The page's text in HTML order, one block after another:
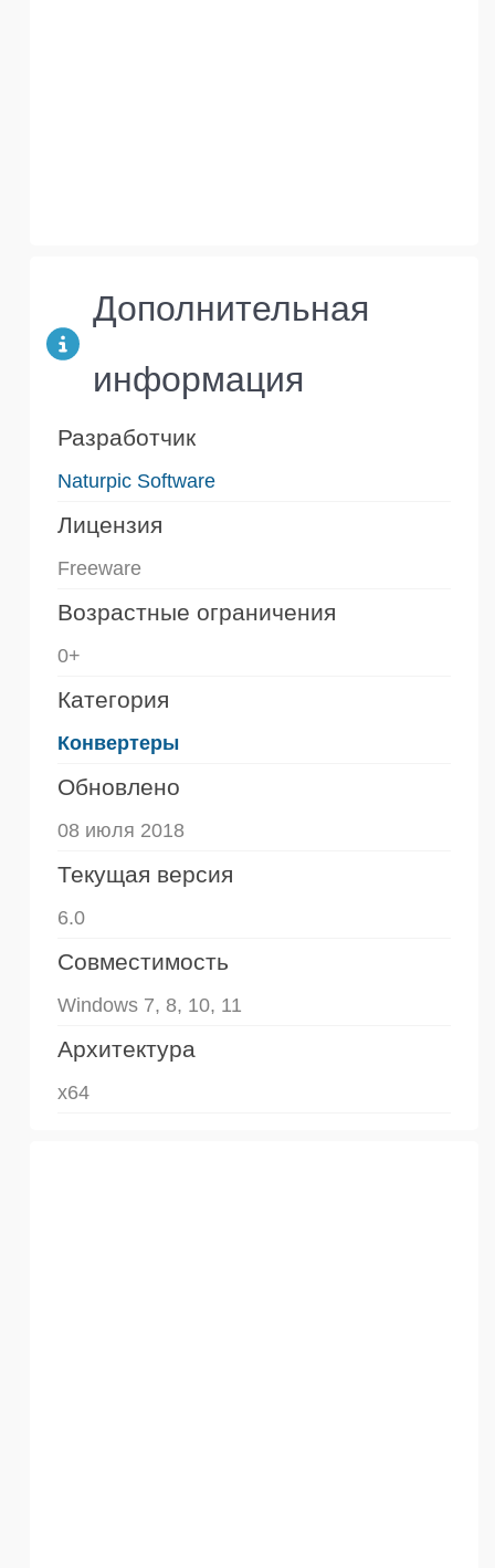
Дополнительная
информация
Разработчик
Naturpic Software
Лицензия
Freeware
Возрастные ограничения
0+
Категория
Конвертеры
Обновлено
08 июля 2018
Текущая версия
6.0
Совместимость
Windows 7, 8, 10, 11
Архитектура
x64